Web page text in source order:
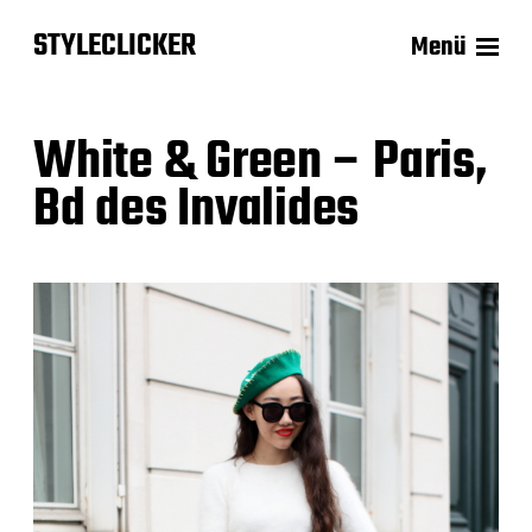
STYLECLICKER Menü
White & Green – Paris,
Bd des Invalides